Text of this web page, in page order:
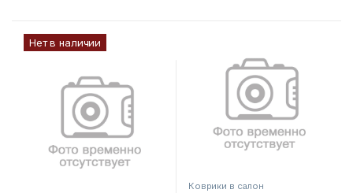
Нет в наличии
Коврики в салон